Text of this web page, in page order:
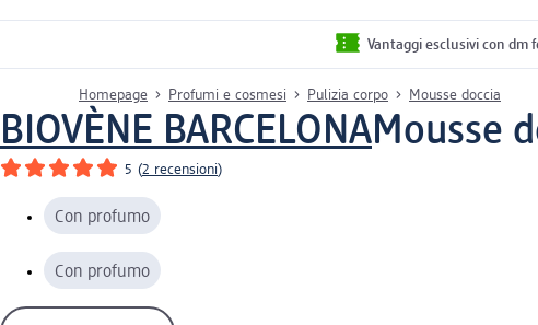
Vantaggi esclusivi con dm
Homepage Profumi e cosmesi Pulizia corpo Mousse doccia
BIOVÈNE BARCELONAMousse
5 (2 recensioni)
Con profumo
Con profumo